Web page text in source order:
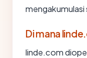
mengakumulasi
Di mana
linde.com